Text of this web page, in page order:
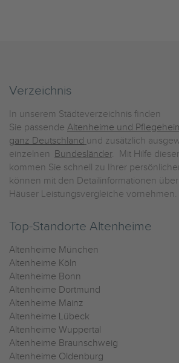
Verzeichnis
In unserem Städteverzeichnis finden
Sie passende Altenheime und
ganz Deutschland und zusätzlich
einzelnen Bundesländer. Mit Hilfe
kommen Sie schnell zu Ihrer
können mit den Detailinformationen
Häuser Leistungsvergleiche vornehmen.
Top-Standorte Altenheime
Altenheime München
Altenheime Köln
Altenheime Bonn
Altenheime Dortmund
Altenheime Mainz
Altenheime Lübeck
Altenheime Wuppertal
Altenheime Braunschweig
Altenheime Oldenburg